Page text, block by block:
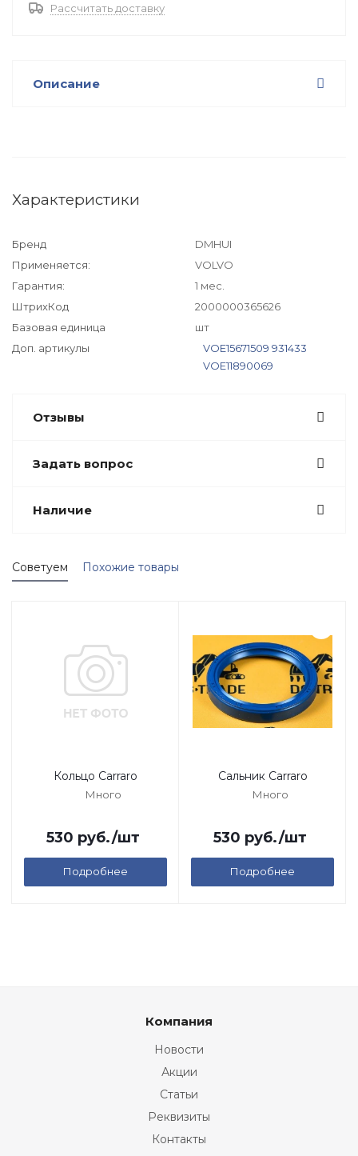
Рассчитать доставку
Описание
Характеристики
Бренд
DMHUI
Применяется:
VOLVO
Гарантия:
1 мес.
ШтрихКод
2000000365626
Базовая единица
шт
Доп. артикулы
VOE15671509 931433
VOE11890069
Отзывы
Задать вопрос
Наличие
Советуем Похожие товары
Кольцо Carraro
Много
530 руб./шт
Подробнее
Сальник Carraro
Много
530 руб./шт
Подробнее
Компания
Новости
Акции
Статьи
Реквизиты
Контакты